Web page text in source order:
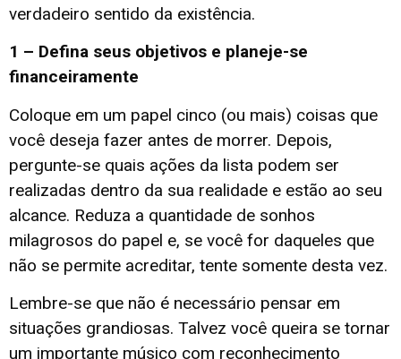
verdadeiro sentido da existência.
1 – Defina seus objetivos e planeje-se
financeiramente
Coloque em um papel cinco (ou mais) coisas que
você deseja fazer antes de morrer. Depois,
pergunte-se quais ações da lista podem ser
realizadas dentro da sua realidade e estão ao seu
alcance. Reduza a quantidade de sonhos
milagrosos do papel e, se você for daqueles que
não se permite acreditar, tente somente desta vez.
Lembre-se que não é necessário pensar em
situações grandiosas. Talvez você queira se tornar
um importante músico com reconhecimento